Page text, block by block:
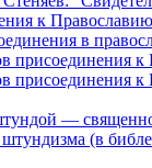
к Православию
в
присоединения к
присоединения к
—
(в